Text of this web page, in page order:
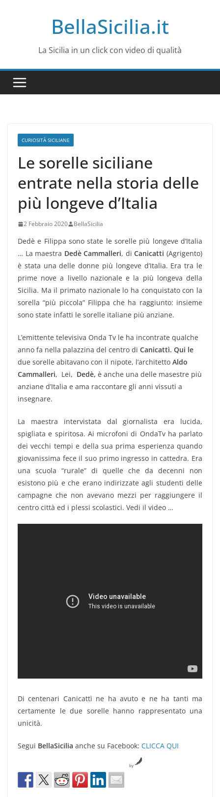
BellaSicilia.it
La Sicilia in un click con video di qualità
CURIOSITÀ SICILIANE
Le sorelle siciliane
entrate nella storia delle
più longeve d’Italia
2 Febbraio 2020 BellaSicilia
Dedè e Filippa sono state le sorelle più longeve d’Italia
… La maestra Dedè Cammalleri, diCanicatti (Agrigento)
è stata una delle donne più longeve d’Italia. Era tra le
prime nove a livello nazionale e la più longeva della
Sicilia. Ma il primato nazionale lo ha conquistato con la
sorella “più piccola” Filippa che ha raggiunto: insieme
sono state infatti le sorelle italiane più anziane.
L’emittente televisiva Onda Tv le ha incontrate qualche
anno fa nella palazzina del centro di Canicattì. Qui le
due sorelle abitavano con il nipote, l’architetto Aldo
Cammalleri, Lei, Dedè, è anche una delle masestre più
anziane d’Italia e ama raccontare gli anni vissuti a
insegnare.
La maestra intervistata dal giornalista era lucida,
spigliata e spiritosa. Ai microfoni di OndaTv ha parlato
dei vecchi tempi e della sua prima esperienza quando
giovanissima fece il suo primo ingresso in cattedra. Era
una scuola “rurale” di quelle che da decenni non
esistono più e che erano indirizzate agli studenti delle
campagne che non avevano mezzi per raggiungere il
centro città ed i plessi scolastici. Vedi il video …
Di centenari Canicattì ne ha avuto e ne ha tanti ma
certamente le due sorelle hanno rappresentato una
unicità.
Segui BellaSicilia anche su Facebook: CLICCA QUI
by